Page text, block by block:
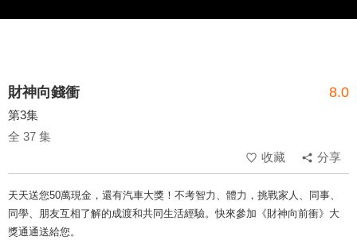
財神向錢衝 8.0
第3集
全 37 集
收藏
分享
天天送您50萬現金，還有汽車大獎！不考智力、體力，挑戰家人、同事、
同學、朋友互相了解的成渡和共同生活經驗。快來參加《財神向前衝》大
獎通通送給您。